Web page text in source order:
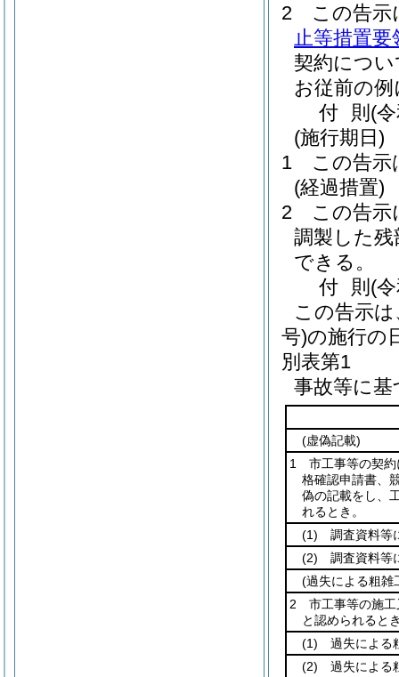
2
この告示
止等措置要
契約につ
お従前の
付 則 (
(施行期日)
1
この告示
(経過措置)
2
この告示
調製した
できる。
付 則 (
この告示
号)の施行の
別表第1
事故等に
(虚偽記載)
1 市工事等の契約
格確認申請書、
偽の記載をし、
れるとき。
(1) 調査資料等
(2) 調査資料等
(過失による粗雑
2 市工事等の施工
と認められると
(1) 過失による
(2) 過失による